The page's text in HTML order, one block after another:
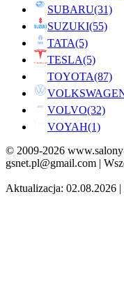
SUBARU(31)
SUZUKI(55)
TATA(5)
TESLA(5)
TOYOTA(87)
VOLVO(32)
VOYAH(1)
© 2009-2026
gsnet.pl@gmail.com |
Aktualizacja: 02.08.2026